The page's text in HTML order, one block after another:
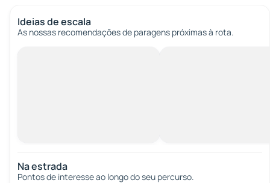
Ideias de escala
As nossas recomendações de paragens próximas à rota.
Na estrada
Pontos de interesse ao longo do seu percurso.